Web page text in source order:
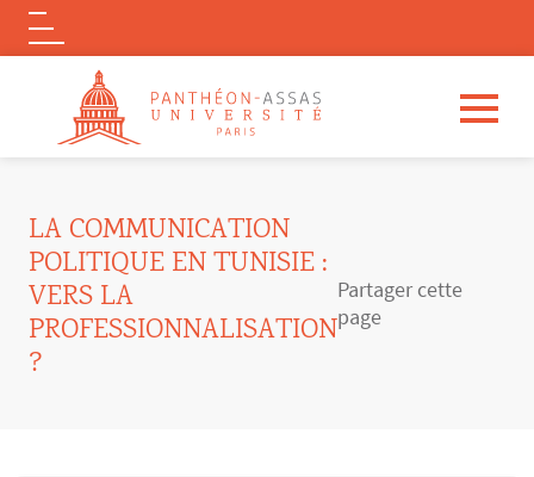
Logo
LA COMMUNICATION
POLITIQUE EN TUNISIE :
VERS LA
PROFESSIONNALISATION
?
Partager cette
page